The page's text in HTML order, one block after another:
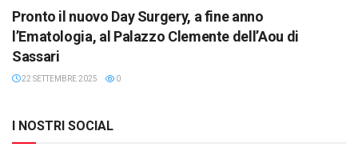
Pronto il nuovo Day Surgery, a fine anno
l’Ematologia, al Palazzo Clemente dell’Aou di
Sassari
22 SETTEMBRE 2025 0
I NOSTRI SOCIAL